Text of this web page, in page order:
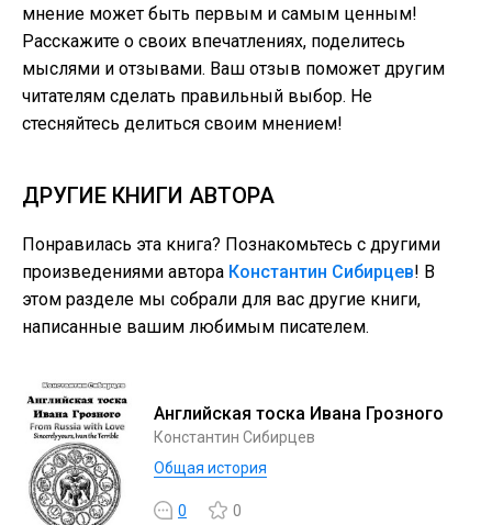
мнение может быть первым и самым ценным!
Расскажите о своих впечатлениях, поделитесь
мыслями и отзывами. Ваш отзыв поможет другим
читателям сделать правильный выбор. Не
стесняйтесь делиться своим мнением!
ДРУГИЕ КНИГИ АВТОРА
Понравилась эта книга? Познакомьтесь с другими
произведениями автора Константин Сибирцев! В
этом разделе мы собрали для вас другие книги,
написанные вашим любимым писателем.
Английская тоска Ивана Грозного
Константин Сибирцев
Общая история
0 0